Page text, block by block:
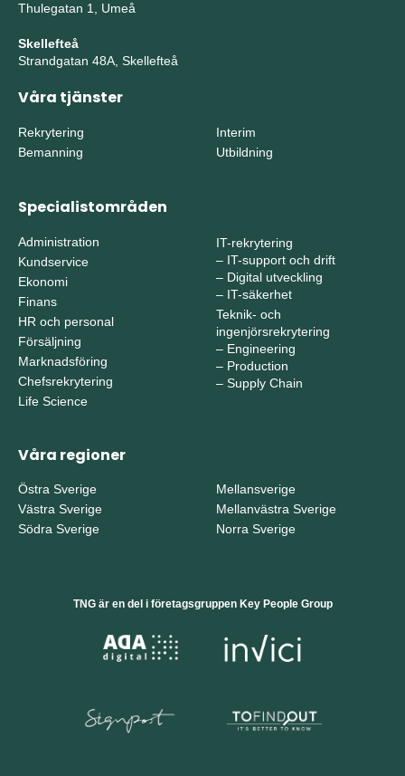
Thulegatan 1, Umeå
Skellefteå
Strandgatan 48A, Skellefteå
Våra tjänster
Rekrytering
Bemanning
Interim
Utbildning
Specialistområden
Administration
Kundservice
Ekonomi
Finans
HR och personal
Försäljning
Marknadsföring
Chefsrekrytering
Life Science
IT-rekrytering
– IT-support och drift
– Digital utveckling
– IT-säkerhet
Teknik- och
ingenjörsrekrytering
– Engineering
– Production
– Supply Chain
Våra regioner
Östra Sverige
Västra Sverige
Södra Sverige
Mellansverige
Mellanvästra Sverige
Norra Sverige
TNG är en del i företagsgruppen Key People Group